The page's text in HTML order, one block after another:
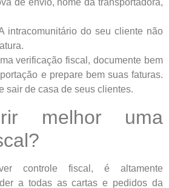
de envio, nome da transportadora,
intracomunitário do seu cliente não
verificação fiscal, documente bem
e prepare bem suas faturas.
sair de casa de seus clientes.
melhor uma
controle fiscal, é altamente
a todas as cartas e pedidos da